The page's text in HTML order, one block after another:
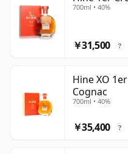
700ml • 40%
￥31,500 ?
Hine XO
Cognac
700ml • 40%
￥35,400 ?